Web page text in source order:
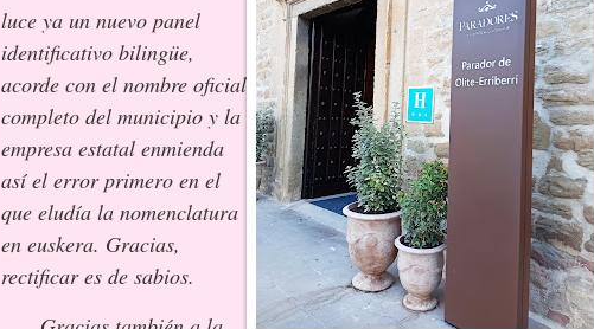
luce ya un nuevo panel
identificativo bilingüe,
acorde con el nombre oficial
completo del municipio y la
empresa estatal enmienda
así el error primero en el
que eludía la nomenclatura
en euskera. Gracias,
rectificar es de sabios.